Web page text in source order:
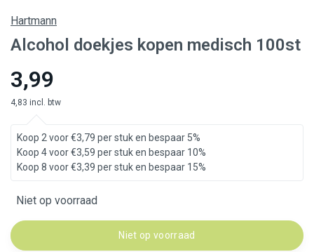
Hartmann
Alcohol doekjes kopen medisch 100st
3,99
4,83 incl. btw
Koop 2 voor €3,79 per stuk en bespaar 5%
Koop 4 voor €3,59 per stuk en bespaar 10%
Koop 8 voor €3,39 per stuk en bespaar 15%
Niet op voorraad
Niet op voorraad